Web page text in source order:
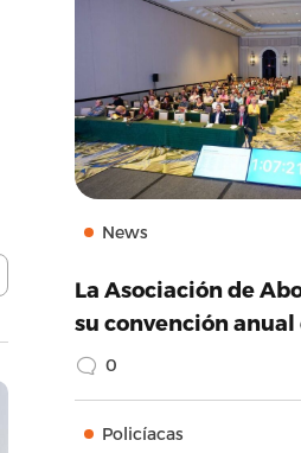
News
La Asociación de
su convención anual
0
Policíacas